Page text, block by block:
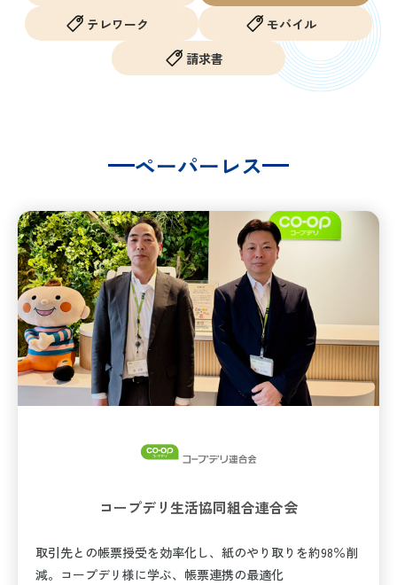
メディア・コンテンツ
OKURN
SHARERN
販売パートナー
テレワーク
モバイル
請求書
ペーパーレス
コープデリ生活協同組合連合会
取引先との帳票授受を効率化し、紙のやり取りを約98％削
減。コープデリ様に学ぶ、帳票連携の最適化